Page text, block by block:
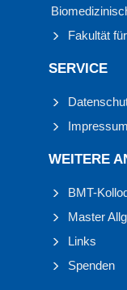
Fakultät
SERVICE
Impressum
WEITERE
BMT-
Master
Links
Spenden